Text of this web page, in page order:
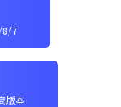
8/7
版本